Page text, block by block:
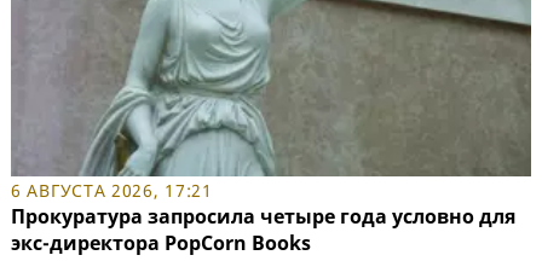
6 АВГУСТА 2026, 17:21
Прокуратура запросила четыре года условно для
экс-директора PopCorn Books